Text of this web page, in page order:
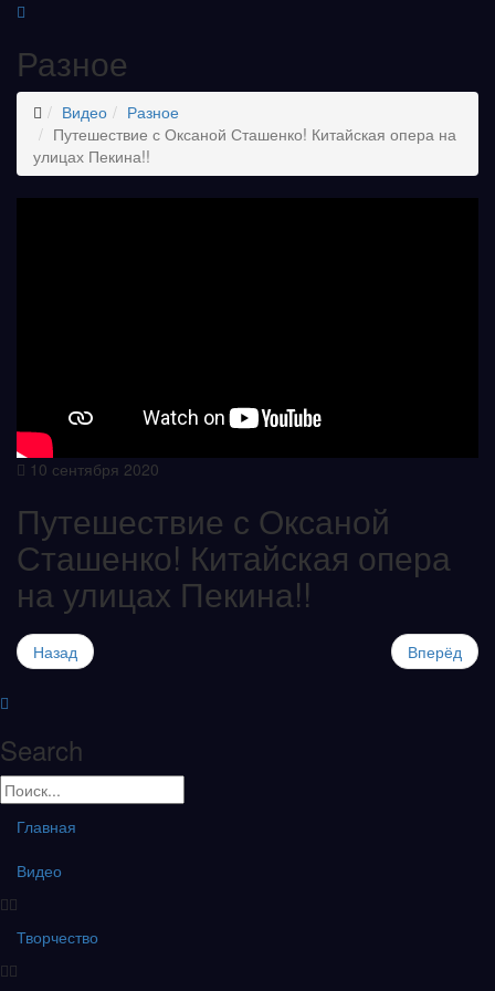
Разное
Видео
Разное
Путешествие с Оксаной Сташенко! Китайская опера на
улицах Пекина!!
10 сентября 2020
Путешествие с Оксаной
Сташенко! Китайская опера
на улицах Пекина!!
Назад Вперёд
Search
Главная
Видео
Творчество